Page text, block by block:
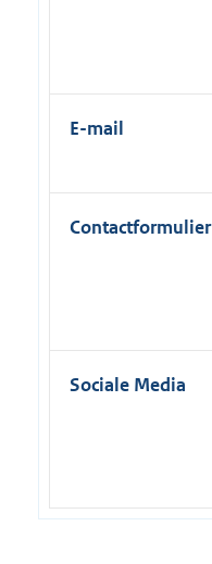
E-mail
Contactformulier
Sociale Media